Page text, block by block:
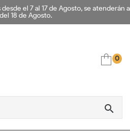
el 7 al 17 de Agosto, se atenderán a
18 de Agosto.
search
0